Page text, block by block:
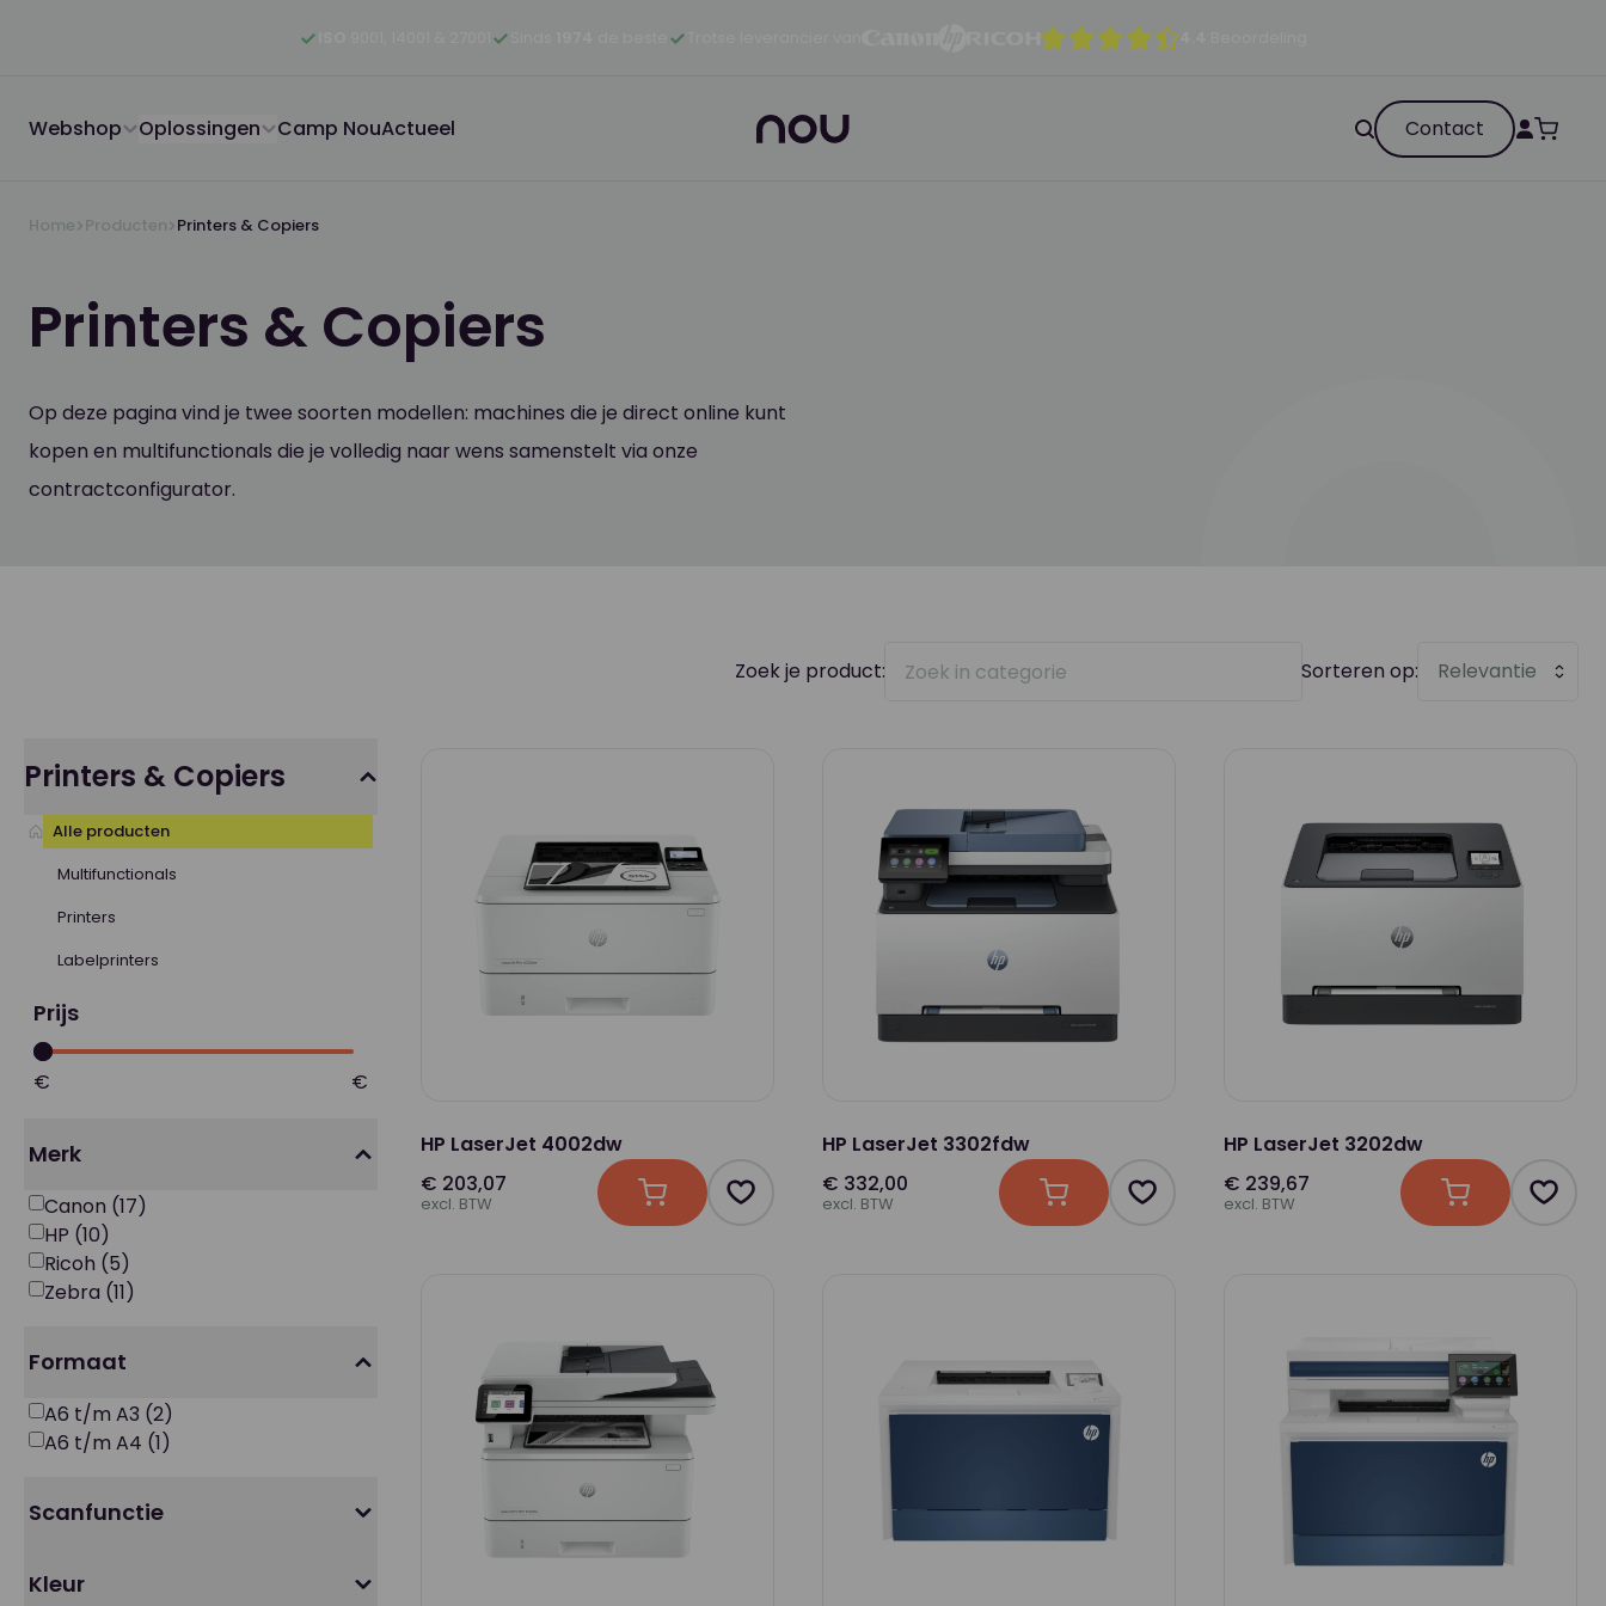
Webshop Oplossingen Camp NouActueel Contact
Home Producten Printers & Copiers
Printers & Copiers
Op deze pagina vind je twee soorten modellen: machines die je direct online kunt
kopen en multifunctionals die je volledig naar wens samenstelt via onze
contractconfigurator.
Printers & Copiers
Alle producten
Multifunctionals
Printers
Labelprinters
Prijs
€ €
Merk
Canon (17)
HP (10)
Ricoh (5)
Zebra (11)
Formaat
A6 t/m A3 (2)
A6 t/m A4 (1)
Scanfunctie
Kleur
Zoek je product: Sorteren op: Relevantie
HP LaserJet 4002dw
€ 203,07
excl. BTW In winkelwagenProduct toevoegen als favoriet
HP LaserJet 3302fdw
€ 332,00
excl. BTW In winkelwagenProduct toevoegen als favoriet
HP LaserJet 3202dw
€ 239,67
excl. BTW In winkelwagen